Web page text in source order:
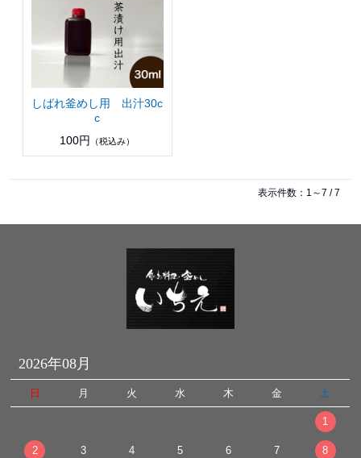
しばれ釜めし用 出汁30c
c
100円
（税込み）
表示件数：1～7 / 7
2026年08月
日 月 火 水 木 金 土
1
2 3 4 5 6 7 8